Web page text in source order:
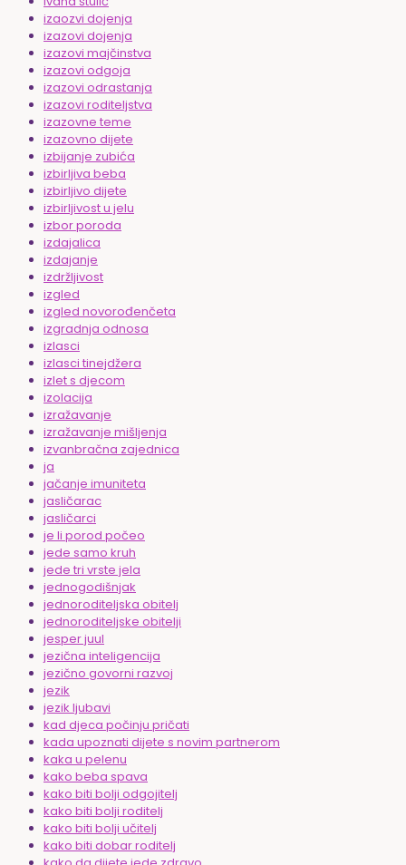
izaozvi dojenja
izazovi dojenja
izazovi majčinstva
izazovi odgoja
izazovi odrastanja
izazovi roditeljstva
izazovne teme
izazovno dijete
izbijanje zubića
izbirljiva beba
izbirljivo dijete
izbirljivost u jelu
izbor poroda
izdajalica
izdajanje
izdržljivost
izgled
izgled novorođenčeta
izgradnja odnosa
izlasci
izlasci tinejdžera
izlet s djecom
izolacija
izražavanje
izražavanje mišljenja
izvanbračna zajednica
ja
jačanje imuniteta
jasličarac
jasličarci
je li porod počeo
jede samo kruh
jede tri vrste jela
jednogodišnjak
jednoroditeljska obitelj
jednoroditeljske obitelji
jesper juul
jezična inteligencija
jezično govorni razvoj
jezik
jezik ljubavi
kad djeca počinju pričati
kada upoznati dijete s novim partnerom
kaka u pelenu
kako beba spava
kako biti bolji odgojitelj
kako biti bolji roditelj
kako biti bolji učitelj
kako biti dobar roditelj